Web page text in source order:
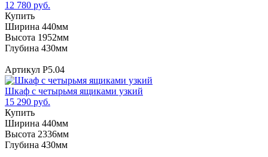
12 780 руб.
Купить
Ширина 440мм
Высота 1952мм
Глубина 430мм
Артикул Р5.04
Шкаф с четырьмя ящиками узкий
15 290 руб.
Купить
Ширина 440мм
Высота 2336мм
Глубина 430мм